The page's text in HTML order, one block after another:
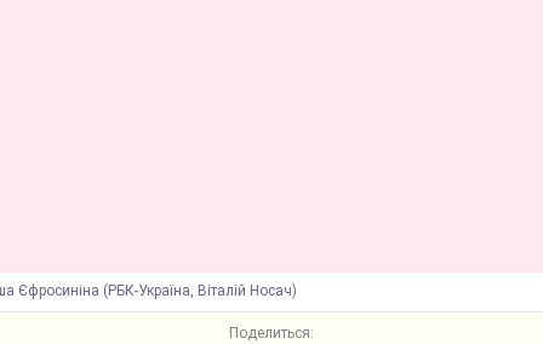
Єфросиніна (РБК-Україна, Віталій Носач)
Поделиться: